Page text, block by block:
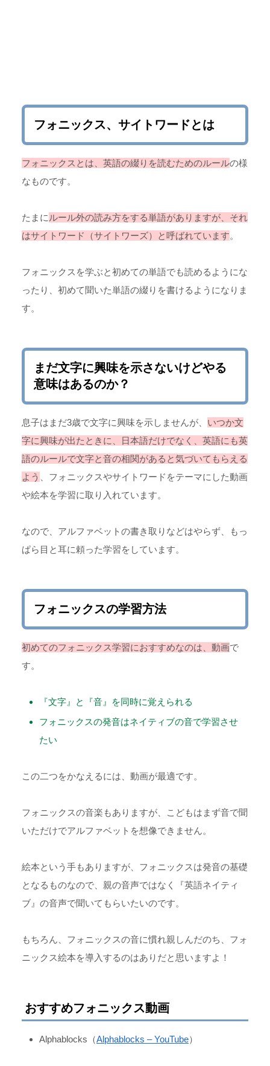
フォニックス、サイトワードとは
フォニックスとは、英語の綴りを読むためのルールの様
なものです。
たまに ルール外の読み方をする単語がありますが、それ
はサイトワード（サイトワーズ）と呼ばれています。
フォニックスを学ぶと初めての単語でも読めるようにな
ったり、初めて聞いた単語の綴りを書けるようになりま
す。
まだ文字に興味を示さないけどやる
意味はあるのか？
息子はまだ3歳で文字に興味を示しませんが、 いつか文
字に興味が出たときに、日本語だけでなく、英語にも英
語のルールで文字と音の相関があると気づいてもらえる
よう
、フォニックスやサイトワードをテーマにした動画
や絵本を学習に取り入れています。
なので、アルファベットの書き取りなどはやらず、もっ
ぱら目と耳に頼った学習をしています。
フォニックスの学習方法
初めてのフォニックス学習におすすめなのは、動画で
す。
『文字』と『音』を同時に覚えられる
フォニックスの発音はネイティブの音で学習させ
たい
この二つをかなえるには、動画が最適です。
フォニックスの音楽もありますが、こどもはまず音で聞
いただけでアルファベットを想像できません。
絵本という手もありますが、フォニックスは発音の基礎
となるものなので、親の音声ではなく『英語ネイティ
ブ』の音声で聞いてもらいたいのです。
もちろん、フォニックスの音に慣れ親しんだのち、フォ
ニックス絵本を導入するのはありだと思いますよ！
おすすめフォニックス動画
Alphablocks（Alphablocks – YouTube）